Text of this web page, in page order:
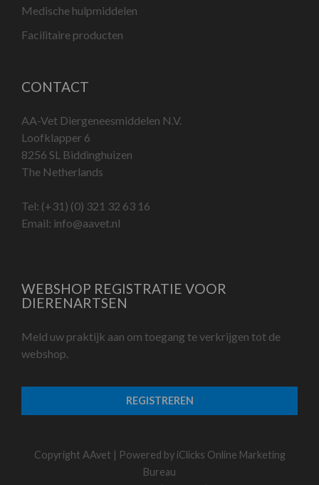
Medische hulpmiddelen
Facilitaire producten
CONTACT
AA-Vet Diergeneesmiddelen N.V.
Loofklapper 6
8256 SL Biddinghuizen
The Netherlands
Tel: (+31) (0) 321 32 63 16
Email: info@aavet.nl
WEBSHOP REGISTRATIE VOOR
DIERENARTSEN
Meld uw praktijk aan om toegang te verkrijgen tot de
webshop.
REGISTREREN
Copyright AAvet | Powered by iClicks Online Marketing
Bureau